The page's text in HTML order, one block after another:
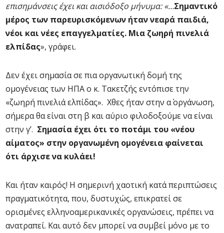
επισημάνσεις έχει και αισιόδοξο μήνυμα: «…Σημαντικό
μέρος των παρευρισκόμενων ήταν νεαρά παιδιά,
νέοι και νέες επαγγελματίες. Μια ζωηρή πινελιά
ελπίδας», γράφει.
Δεν έχει σημασία σε πια οργανωτική δομή της
ομογένειας των ΗΠΑ ο κ. Τακετζής εντόπισε την
«ζωηρή πινελιά ελπίδας». Χθες ήταν στην α΄ οργάνωση,
σήμερα θα είναι στη β και αύριο φιλοδοξούμε να είναι
στην γ’. Σημασία έχει ότι το ποτάμι του «νέου
αίματος» στην οργανωμένη ομογένεια φαίνεται
ότι άρχισε να κυλάει!
Και ήταν καιρός! H σημερινή χαοτική κατά περιπτώσεις
πραγματικότητα, που, δυστυχώς, επικρατεί σε
ορισμένες ελληνοαμερικανικές οργανώσεις, πρέπει να
ανατραπεί. Και αυτό δεν μπορεί να συμβεί μόνο με το